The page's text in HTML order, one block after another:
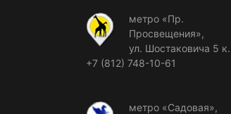
метро «Пр.
Просвещения»,
ул. Шостаковича 5 к.
+7 (812) 748-10-61
метро «Садовая»,